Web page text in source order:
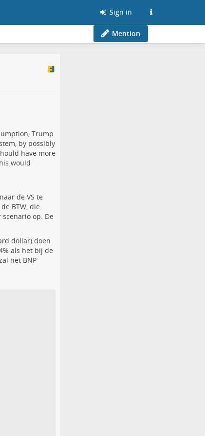
Sign in
Mention
Trump
by possibly
have more
would
de VS te
BTW, die
op. De
dollar) doen
als het bij de
het BNP